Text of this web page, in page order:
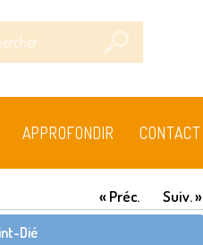
APPROFONDIR CONTACT
« Préc. Suiv. »
Dié